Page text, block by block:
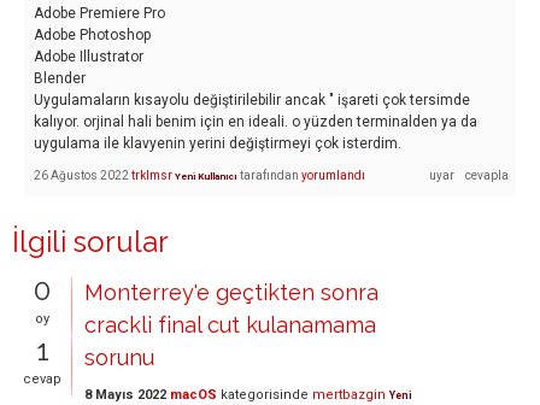
Adobe Premiere Pro
Adobe Photoshop
Adobe Illustrator
Blender
Uygulamaların kısayolu değiştirilebilir ancak " işareti çok tersimde
kalıyor. orjinal hali benim için en ideali. o yüzden terminalden ya da
uygulama ile klavyenin yerini değiştirmeyi çok isterdim.
26 Ağustos 2022 trklmsr Yeni Kullanıcı tarafından yorumlandı
İlgili sorular
0
oy
1
cevap
Monterrey'e geçtikten sonra
crackli final cut kulanamama
sorunu
8 Mayıs 2022 macOS kategorisinde mertbazgin Yeni